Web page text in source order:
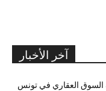
آخر الأخبار
العقاري في تونس